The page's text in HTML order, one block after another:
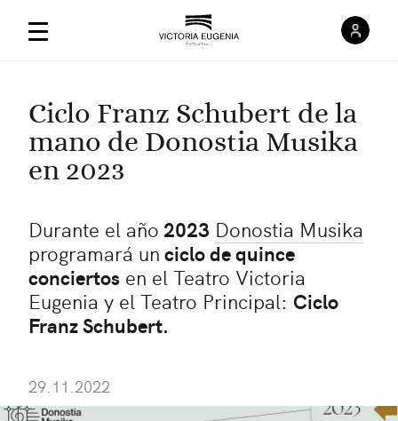
Ciclo Franz Schubert de la
mano de Donostia Musika
en 2023
Durante el año 2023 Donostia Musika
programará unciclo de quince
conciertos en el Teatro Victoria
Eugenia y el Teatro Principal: Ciclo
Franz Schubert.
29.11.2022